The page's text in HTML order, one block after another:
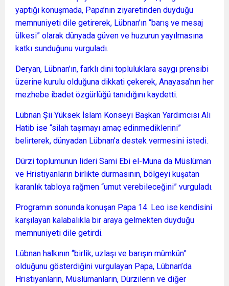
yaptığı konuşmada, Papa’nın ziyaretinden duyduğu
memnuniyeti dile getirerek, Lübnan’ın “barış ve mesaj
ülkesi” olarak dünyada güven ve huzurun yayılmasına
katkı sunduğunu vurguladı.
Deryan, Lübnan’ın, farklı dini topluluklara saygı prensibi
üzerine kurulu olduğuna dikkati çekerek, Anayasa’nın her
mezhebe ibadet özgürlüğü tanıdığını kaydetti.
Lübnan Şii Yüksek İslam Konseyi Başkan Yardımcısı Ali
Hatib ise “silah taşımayı amaç edinmediklerini”
belirterek, dünyadan Lübnan’a destek vermesini istedi.
Dürzi toplumunun lideri Sami Ebi el-Muna da Müslüman
ve Hristiyanların birlikte durmasının, bölgeyi kuşatan
karanlık tabloya rağmen “umut verebileceğini” vurguladı.
Programın sonunda konuşan Papa 14. Leo ise kendisini
karşılayan kalabalıkla bir araya gelmekten duyduğu
memnuniyeti dile getirdi.
Lübnan halkının “birlik, uzlaşı ve barışın mümkün”
olduğunu gösterdiğini vurgulayan Papa, Lübnan’da
Hristiyanların, Müslümanların, Dürzilerin ve diğer